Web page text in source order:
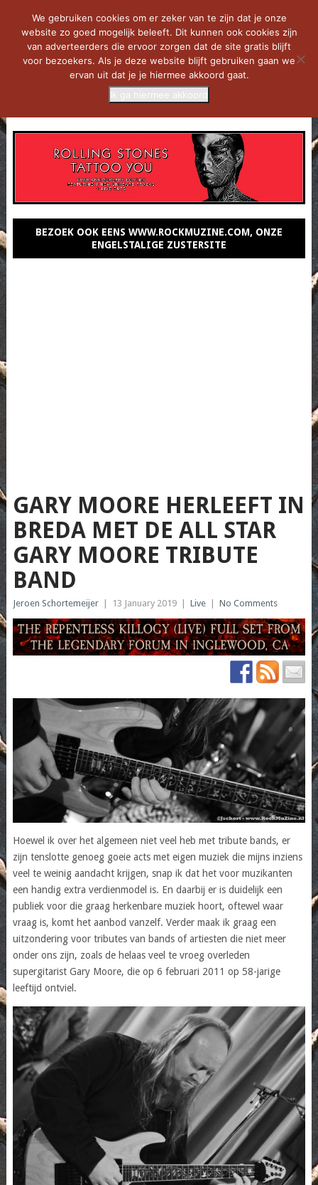
BEZOEK OOK EENS WWW.ROCKMUZINE.COM, ONZE
ENGELSTALIGE ZUSTERSITE
GARY MOORE HERLEEFT IN
BREDA MET DE ALL STAR
GARY MOORE TRIBUTE
BAND
Jeroen Schortemeijer 13 January 2019 Live No Comments
Hoewel ik over het algemeen niet veel heb met tribute bands, er
zijn tenslotte genoeg goeie acts met eigen muziek die mijns inziens
veel te weinig aandacht krijgen, snap ik dat het voor muzikanten
een handig extra verdienmodel is. En daarbij er is duidelijk een
publiek voor die graag herkenbare muziek hoort, oftewel waar
vraag is, komt het aanbod vanzelf. Verder maak ik graag een
uitzondering voor tributes van bands of artiesten die niet meer
onder ons zijn, zoals de helaas veel te vroeg overleden
supergitarist Gary Moore, die op 6 februari 2011 op 58-jarige
leeftijd ontviel.
We gebruiken cookies om er zeker van te zijn dat je onze
website zo goed mogelijk beleeft. Dit kunnen ook cookies zijn
van adverteerders die ervoor zorgen dat de site gratis blijft
voor bezoekers. Als je deze website blijft gebruiken gaan we
ervan uit dat je je hiermee akkoord gaat.
Ik ga hiermee akkoord